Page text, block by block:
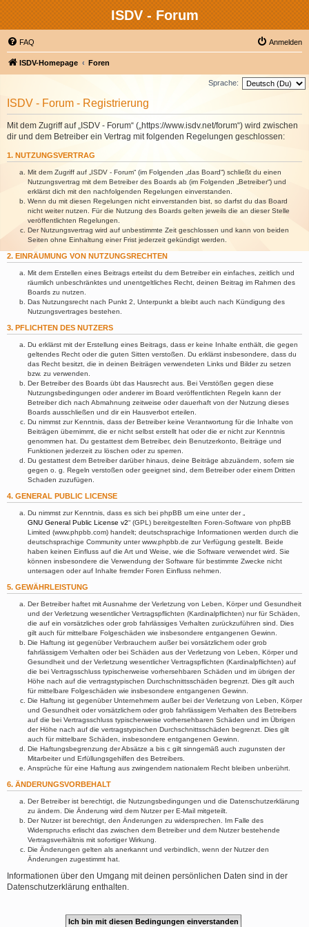
ISDV - Forum
FAQ Anmelden
ISDV-Homepage Foren
Sprache:
ISDV - Forum - Registrierung
Mit dem Zugriff auf „ISDV - Forum“ („https://www.isdv.net/forum“) wird zwischen
dir und dem Betreiber ein Vertrag mit folgenden Regelungen geschlossen:
1. NUTZUNGSVERTRAG
Mit dem Zugriff auf „ISDV - Forum“ (im Folgenden „das Board“) schließt du einen
Nutzungsvertrag mit dem Betreiber des Boards ab (im Folgenden „Betreiber“) und
erklärst dich mit den nachfolgenden Regelungen einverstanden.
Wenn du mit diesen Regelungen nicht einverstanden bist, so darfst du das Board
nicht weiter nutzen. Für die Nutzung des Boards gelten jeweils die an dieser Stelle
veröffentlichten Regelungen.
Der Nutzungsvertrag wird auf unbestimmte Zeit geschlossen und kann von beiden
Seiten ohne Einhaltung einer Frist jederzeit gekündigt werden.
2. EINRÄUMUNG VON NUTZUNGSRECHTEN
Mit dem Erstellen eines Beitrags erteilst du dem Betreiber ein einfaches, zeitlich und
räumlich unbeschränktes und unentgeltliches Recht, deinen Beitrag im Rahmen des
Boards zu nutzen.
Das Nutzungsrecht nach Punkt 2, Unterpunkt a bleibt auch nach Kündigung des
Nutzungsvertrages bestehen.
3. PFLICHTEN DES NUTZERS
Du erklärst mit der Erstellung eines Beitrags, dass er keine Inhalte enthält, die gegen
geltendes Recht oder die guten Sitten verstoßen. Du erklärst insbesondere, dass du
das Recht besitzt, die in deinen Beiträgen verwendeten Links und Bilder zu setzen
bzw. zu verwenden.
Der Betreiber des Boards übt das Hausrecht aus. Bei Verstößen gegen diese
Nutzungsbedingungen oder anderer im Board veröffentlichten Regeln kann der
Betreiber dich nach Abmahnung zeitweise oder dauerhaft von der Nutzung dieses
Boards ausschließen und dir ein Hausverbot erteilen.
Du nimmst zur Kenntnis, dass der Betreiber keine Verantwortung für die Inhalte von
Beiträgen übernimmt, die er nicht selbst erstellt hat oder die er nicht zur Kenntnis
genommen hat. Du gestattest dem Betreiber, dein Benutzerkonto, Beiträge und
Funktionen jederzeit zu löschen oder zu sperren.
Du gestattest dem Betreiber darüber hinaus, deine Beiträge abzuändern, sofern sie
gegen o. g. Regeln verstoßen oder geeignet sind, dem Betreiber oder einem Dritten
Schaden zuzufügen.
4. GENERAL PUBLIC LICENSE
Du nimmst zur Kenntnis, dass es sich bei phpBB um eine unter der „
GNU General Public License v2“ (GPL) bereitgestellten Foren-Software von phpBB
Limited (www.phpbb.com) handelt; deutschsprachige Informationen werden durch die
deutschsprachige Community unter www.phpbb.de zur Verfügung gestellt. Beide
haben keinen Einfluss auf die Art und Weise, wie die Software verwendet wird. Sie
können insbesondere die Verwendung der Software für bestimmte Zwecke nicht
untersagen oder auf Inhalte fremder Foren Einfluss nehmen.
5. GEWÄHRLEISTUNG
Der Betreiber haftet mit Ausnahme der Verletzung von Leben, Körper und Gesundheit
und der Verletzung wesentlicher Vertragspflichten (Kardinalpflichten) nur für Schäden,
die auf ein vorsätzliches oder grob fahrlässiges Verhalten zurückzuführen sind. Dies
gilt auch für mittelbare Folgeschäden wie insbesondere entgangenen Gewinn.
Die Haftung ist gegenüber Verbrauchern außer bei vorsätzlichem oder grob
fahrlässigem Verhalten oder bei Schäden aus der Verletzung von Leben, Körper und
Gesundheit und der Verletzung wesentlicher Vertragspflichten (Kardinalpflichten) auf
die bei Vertragsschluss typischerweise vorhersehbaren Schäden und im übrigen der
Höhe nach auf die vertragstypischen Durchschnittsschäden begrenzt. Dies gilt auch
für mittelbare Folgeschäden wie insbesondere entgangenen Gewinn.
Die Haftung ist gegenüber Unternehmern außer bei der Verletzung von Leben, Körper
und Gesundheit oder vorsätzlichem oder grob fahrlässigem Verhalten des Betreibers
auf die bei Vertragsschluss typischerweise vorhersehbaren Schäden und im Übrigen
der Höhe nach auf die vertragstypischen Durchschnittsschäden begrenzt. Dies gilt
auch für mittelbare Schäden, insbesondere entgangenen Gewinn.
Die Haftungsbegrenzung der Absätze a bis c gilt sinngemäß auch zugunsten der
Mitarbeiter und Erfüllungsgehilfen des Betreibers.
Ansprüche für eine Haftung aus zwingendem nationalem Recht bleiben unberührt.
6. ÄNDERUNGSVORBEHALT
Der Betreiber ist berechtigt, die Nutzungsbedingungen und die Datenschutzerklärung
zu ändern. Die Änderung wird dem Nutzer per E-Mail mitgeteilt.
Der Nutzer ist berechtigt, den Änderungen zu widersprechen. Im Falle des
Widerspruchs erlischt das zwischen dem Betreiber und dem Nutzer bestehende
Vertragsverhältnis mit sofortiger Wirkung.
Die Änderungen gelten als anerkannt und verbindlich, wenn der Nutzer den
Änderungen zugestimmt hat.
Informationen über den Umgang mit deinen persönlichen Daten sind in der
Datenschutzerklärung enthalten.